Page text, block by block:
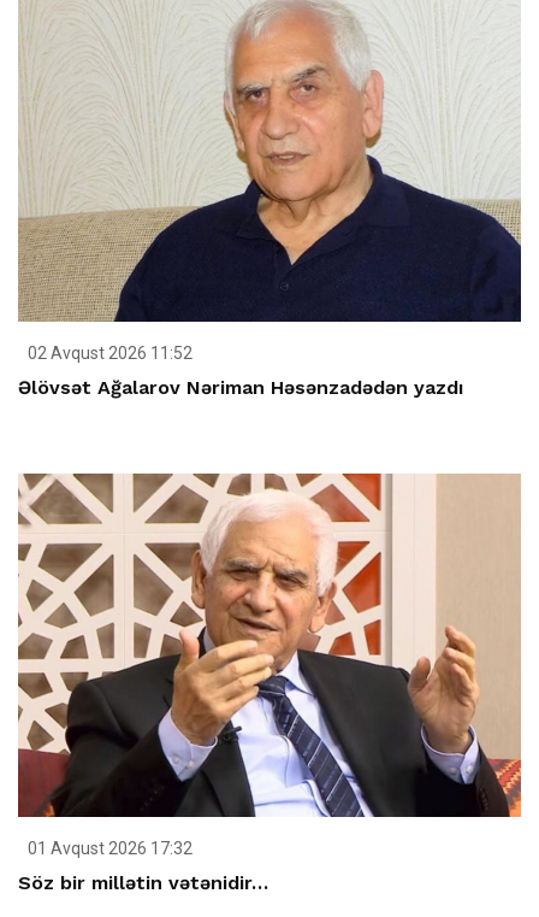
02 Avqust 2026 11:52
Əlövsət Ağalarov Nəriman Həsənzadədən yazdı
01 Avqust 2026 17:32
Söz bir millətin vətənidir…